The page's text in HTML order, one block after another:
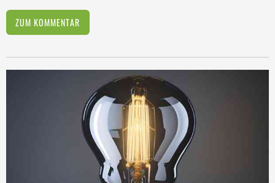
ZUM KOMMENTAR